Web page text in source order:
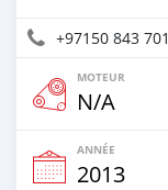
+97150 843
MOTEUR
N/A
ANNÉE
2013